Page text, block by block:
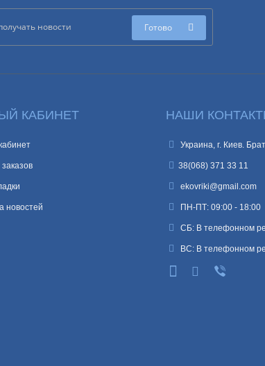
Готово
КАБИНЕТ
новостей
НАШИ
Украина, г. Киев.
38(068) 371 33 11
ekovriki@gmail.com
ПН-ПТ: 09:00 - 18:00
СБ: В телефонном
ВС: В телефонном